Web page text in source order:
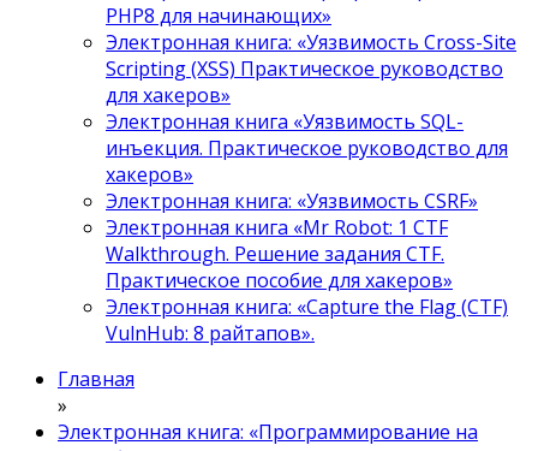
PHP8 для начинающих»
Электронная книга: «Уязвимость Cross-Site
Scripting (XSS) Практическое руководство
для хакеров»
Электронная книга «Уязвимость SQL-
инъекция. Практическое руководство для
хакеров»
Электронная книга: «Уязвимость CSRF»
Электронная книга «Mr Robot: 1 CTF
Walkthrough. Решение задания CTF.
Практическое пособие для хакеров»
Электронная книга: «Capture the Flag (CTF)
VulnHub: 8 райтапов».
Главная
»
Электронная книга: «Программирование на